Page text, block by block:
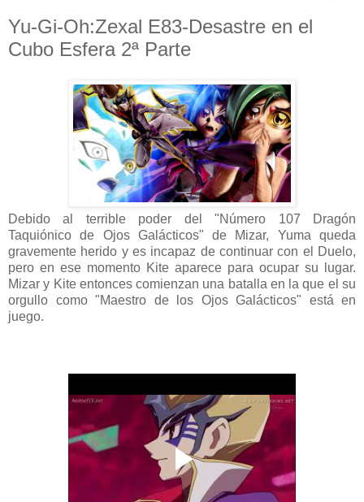
Yu-Gi-Oh:Zexal E83-Desastre en el
Cubo Esfera 2ª Parte
Debido al terrible poder del "Número 107 Dragón
Taquiónico de Ojos Galácticos" de Mizar, Yuma queda
gravemente herido y es incapaz de continuar con el Duelo,
pero en ese momento Kite aparece para ocupar su lugar.
Mizar y Kite entonces comienzan una batalla en la que el su
orgullo como "Maestro de los Ojos Galácticos" está en
juego.